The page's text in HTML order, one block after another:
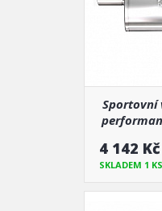
Sportovní
4 142 Kč
SKLADEM 1 KS